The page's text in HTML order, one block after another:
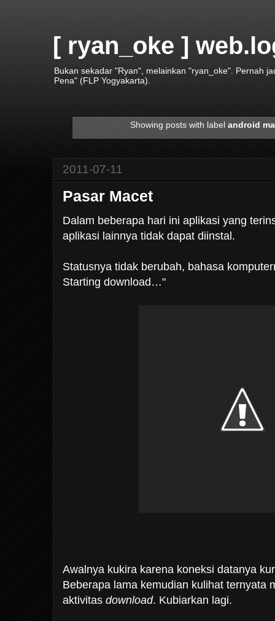
[ ryan_oke ]
Bukan sekadar "Ryan", melainkan "ryan_oke". Pernah
Pena" (FLP Yogyakarta).
Showing posts with label android
2011-07-11
Pasar Macet
Dalam beberapa hari ini aplikasi yang
aplikasi lainnya tidak dapat diinstal.
Statusnya tidak berubah, bahasa
Starting download…"
Awalnya kukira karena koneksi datanya
Beberapa lama kemudian kulihat ternyata
aktivitas download. Kubiarkan lagi.